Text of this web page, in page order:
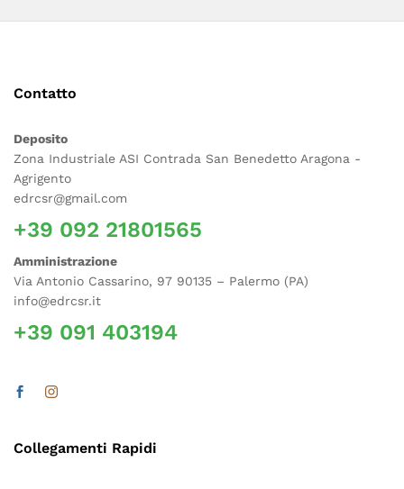
Contatto
Deposito
Zona Industriale ASI Contrada San Benedetto Aragona -
Agrigento
edrcsr@gmail.com
+39 092 21801565
Amministrazione
Via Antonio Cassarino, 97 90135 – Palermo (PA)
info@edrcsr.it
+39 091 403194
Collegamenti Rapidi